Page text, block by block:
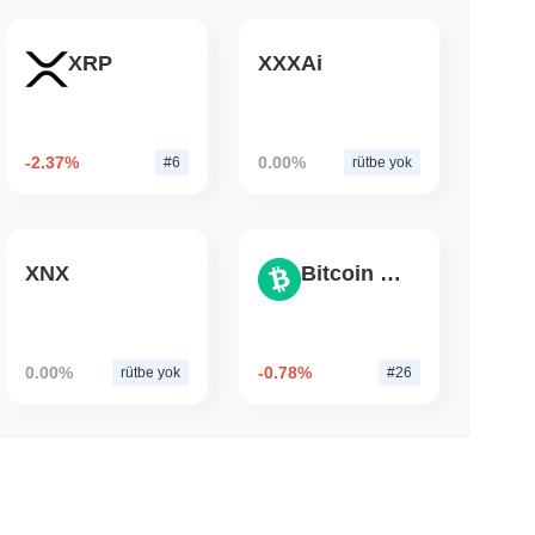
Milyarını Chainlink'e Taşıyor, LayerZero
XRP
-2.37% #6
XXXAi
0.00% rütbe yok
XNX
0.00% rütbe yok
Bitcoin Cash
-0.78% #26